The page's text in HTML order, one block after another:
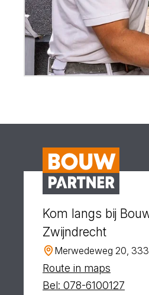
Kom langs bij
Zwijndrecht
Merwedeweg 20,
Route in maps
Bel: 078-6100127